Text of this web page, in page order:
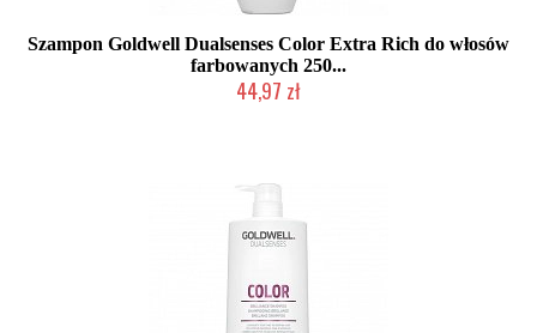
Szampon Goldwell Dualsenses Color Extra Rich do włosów
farbowanych 250...
44,97 zł